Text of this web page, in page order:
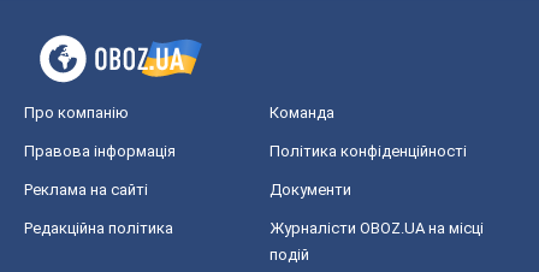
Про компанію Команда
Правова інформація Політика конфіденційності
Реклама на сайті Документи
Редакційна політика
Журналісти OBOZ.UA на місці
подій